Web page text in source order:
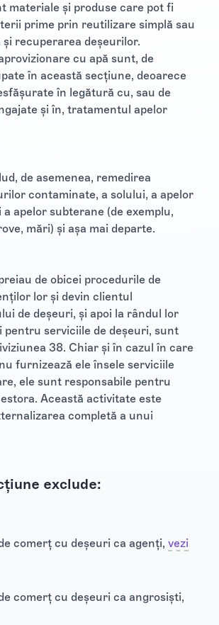
materiale și produse care pot fi
prime prin reutilizare simplă sau
recuperarea deșeurilor.
cu apă sunt, de
în această secțiune, deoarece
în legătură cu, sau de
și în, tratamentul apelor
de asemenea, remedirea
contaminate, a solului, a apelor
apelor subterane (de exemplu,
mări) și așa mai departe.
de obicei procedurile de
lor și devin clientul
de deșeuri, și apoi la rândul lor
pentru serviciile de deșeuri, sunt
38. Chiar și în cazul în care
furnizează ele însele serviciile
ele sunt responsabile pentru
Această activitate este
completă a unui
exclude:
comerț cu deșeuri ca agenți, vezi
comerț cu deșeuri ca angrosiști,